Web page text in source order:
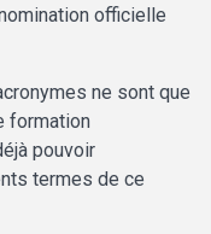
officielle
ne sont que
formation
pouvoir
termes de ce